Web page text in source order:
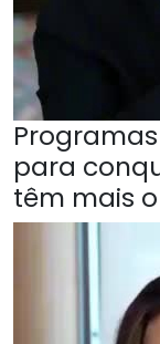
para
têm mais